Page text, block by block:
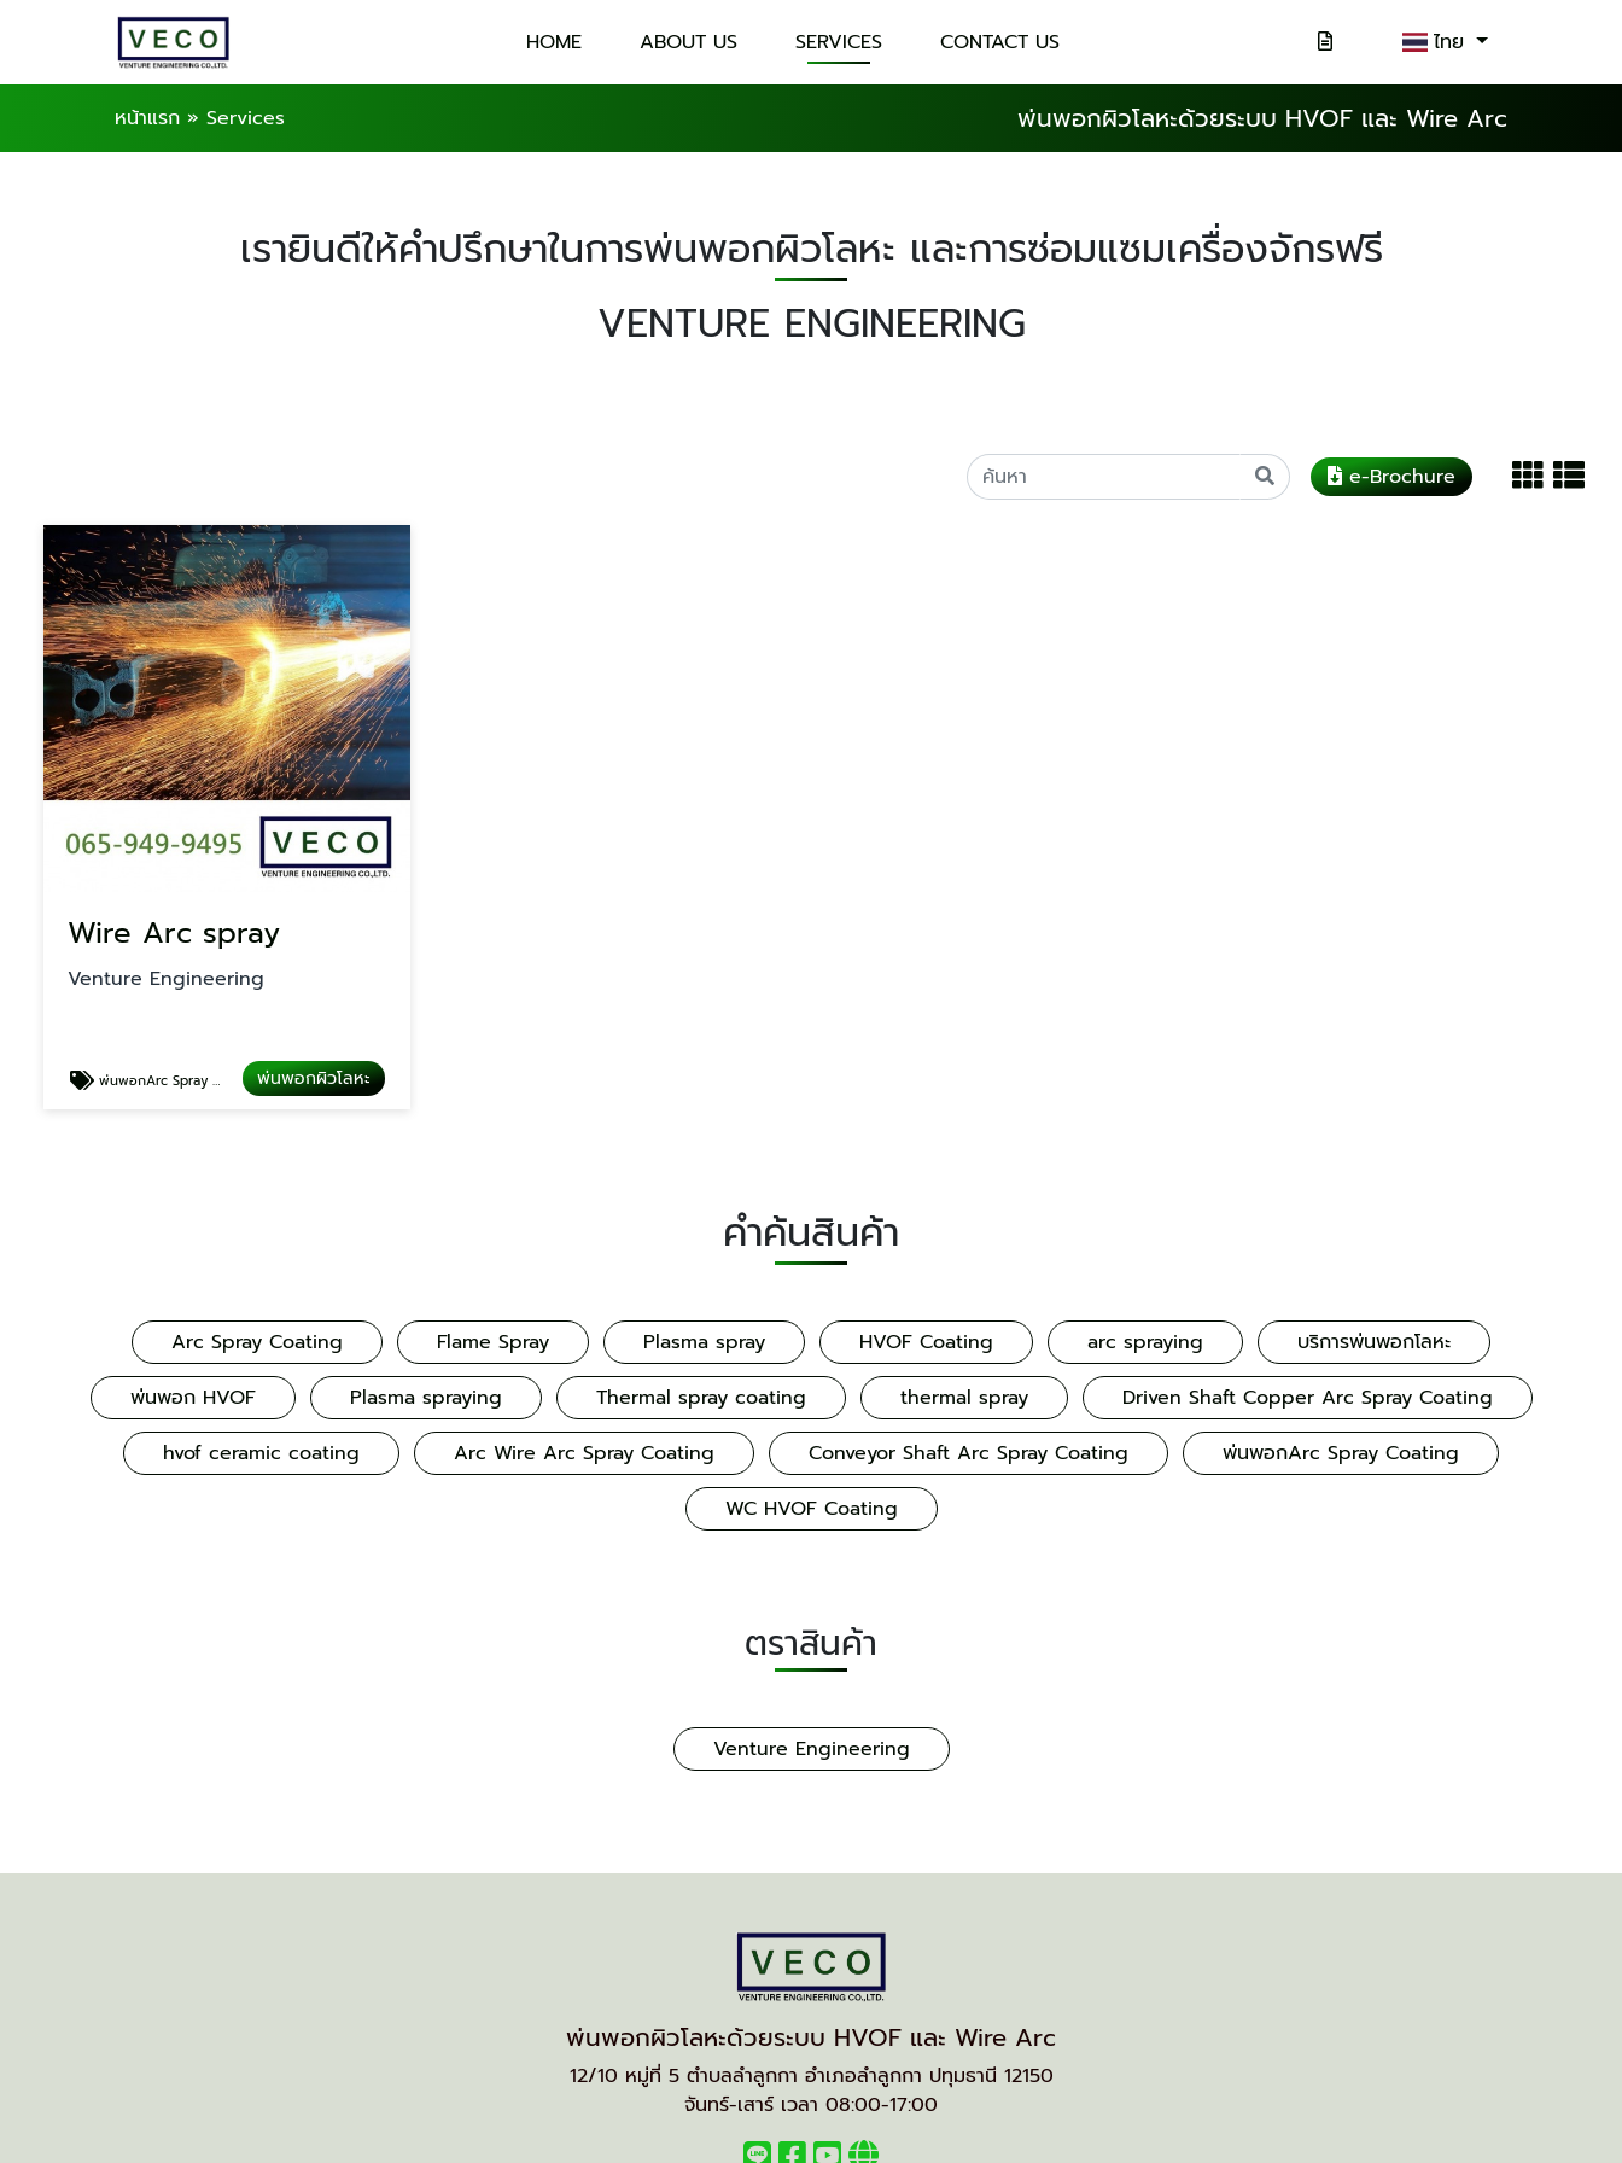
HOME ABOUT US SERVICES CONTACT US ไทย
หน้าแรก » Services พ่นพอกผิวโลหะด้วยระบบ HVOF และ Wire Arc
เรายินดีให้คำปรึกษาในการพ่นพอกผิวโลหะ และการซ่อมแซมเครื่องจักรฟรี
VENTURE ENGINEERING
e-Brochure
Wire Arc spray
Venture Engineering
พ่นพอกArc Spray Coating พ่นพอกผิวโลหะ
คำค้นสินค้า
Arc Spray Coating Flame Spray Plasma spray HVOF Coating arc spraying
บริการพ่นพอกโลหะ
พ่นพอก HVOF
Plasma spraying Thermal spray coating thermal spray
Driven Shaft Copper Arc Spray Coating
hvof ceramic coating
Arc Wire Arc Spray Coating Conveyor Shaft Arc Spray Coating
พ่นพอกArc Spray Coating
WC HVOF Coating
ตราสินค้า
Venture Engineering
พ่นพอกผิวโลหะด้วยระบบ HVOF และ Wire Arc
12/10 หมู่ที่ 5 ตำบลลำลูกกา อำเภอลำลูกกา ปทุมธานี 12150
จันทร์-เสาร์ เวลา 08:00-17:00